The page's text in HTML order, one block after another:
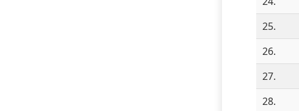
25.
26.
27.
28.